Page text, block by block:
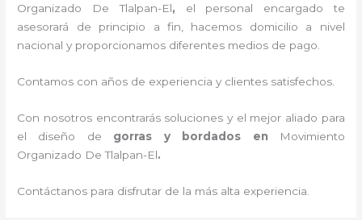
Organizado De Tlalpan-El, el personal encargado te
asesorará de principio a fin, hacemos domicilio a nivel
nacional y proporcionamos diferentes medios de pago.
Contamos con años de experiencia y clientes satisfechos.
Con nosotros encontrarás soluciones y el mejor aliado para
el diseño de gorras y bordados en
Movimiento
Organizado De Tlalpan-El.
Contáctanos para disfrutar de la más alta experiencia.